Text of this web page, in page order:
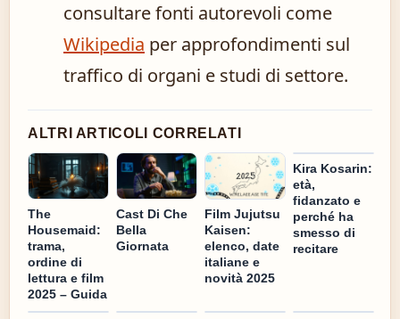
consultare fonti autorevoli come
Wikipedia per approfondimenti sul
traffico di organi e studi di settore.
ALTRI ARTICOLI CORRELATI
The
Housemaid:
trama,
ordine di
lettura e film
2025 – Guida
Cast Di Che
Bella
Giornata
Film Jujutsu
Kaisen:
elenco, date
italiane e
novità 2025
Kira Kosarin:
età,
fidanzato e
perché ha
smesso di
recitare